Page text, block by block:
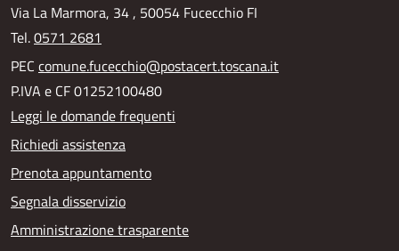
Via La Marmora, 34 , 50054 Fucecchio FI
Tel.0571 2681
PEC comune.fucecchio@postacert.toscana.it
P.IVA e CF 01252100480
Leggi le domande frequenti
Richiedi assistenza
Prenota appuntamento
Segnala disservizio
Amministrazione trasparente